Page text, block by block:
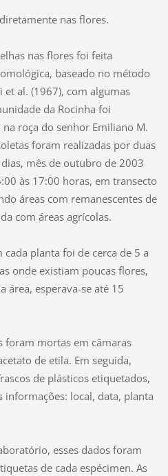
nas flores.
nas flores foi feita
baseado no método
et al. (1967), com algumas
da Rocinha foi
roça do senhor Emiliano M.
foram realizadas por duas
mês de outubro de 2003
às 17:00 horas, em transecto
áreas com remanescentes de
com áreas agrícolas.
planta foi de cerca de 5 a
onde existiam poucas flores,
área, esperava-se até 15
foram mortas em câmaras
de etila. Em seguida,
de plásticos etiquetados,
informações: local, data, planta
esses dados foram
de cada espécimen. As